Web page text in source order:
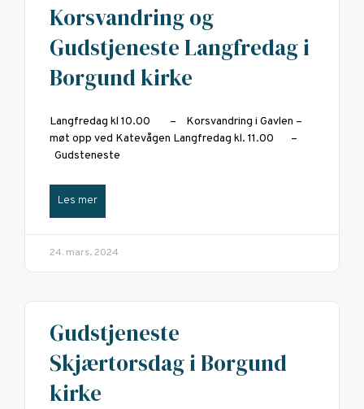
Korsvandring og
Gudstjeneste Langfredag i
Borgund kirke
Langfredag kl 10.00 – Korsvandring i Gavlen –
møt opp ved Katevågen Langfredag kl. 11.00 –
Gudsteneste
Les mer
24. mars, 2024
Gudstjeneste
Skjærtorsdag i Borgund
kirke